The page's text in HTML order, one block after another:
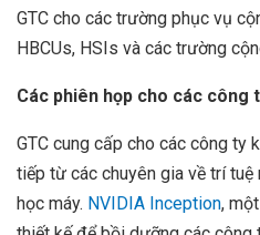
GTC cho các trường phục vụ
HBCUs, HSIs và các trường
Các phiên họp cho các công
GTC cung cấp cho các công ty
tiếp từ các chuyên gia về trí tuệ
học máy. NVIDIA Inception,